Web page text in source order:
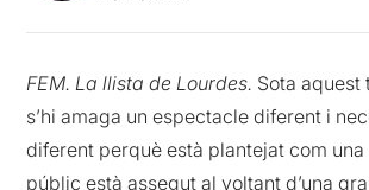
FEM. La llista de Lourdes. Sota
s’hi amaga un espectacle diferent i
diferent perquè està plantejat com una
públic està assegut al voltant d’una